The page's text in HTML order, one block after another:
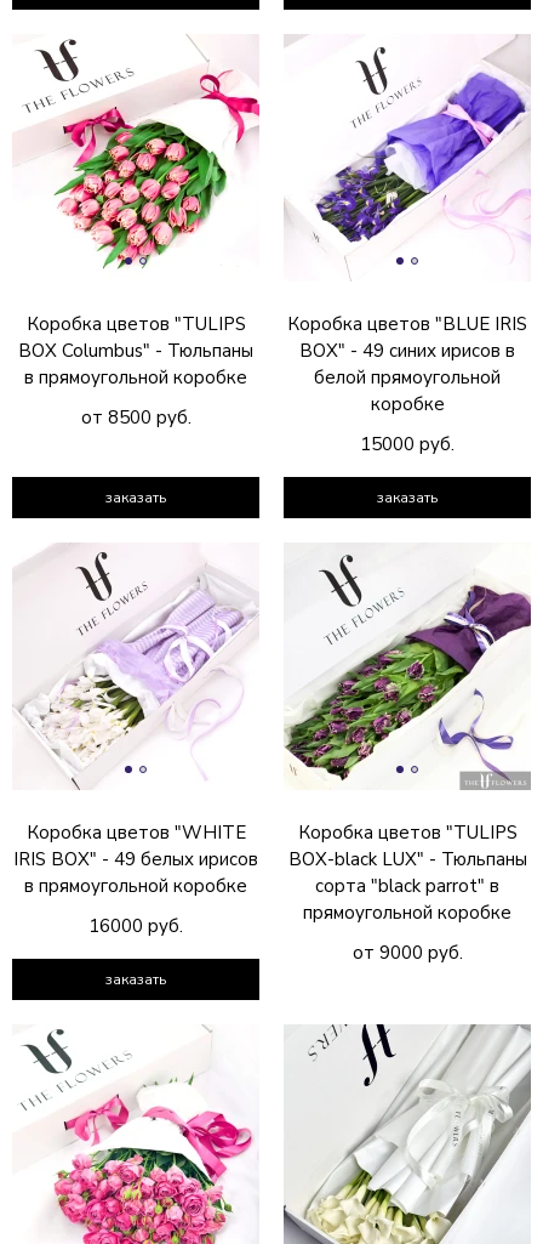
Коробка цветов "TULIPS
BOX Columbus" - Тюльпаны
в прямоугольной коробке
от 8500 руб.
заказать
Коробка цветов "BLUE IRIS
BOX" - 49 синих ирисов в
белой прямоугольной
коробке
15000 руб.
заказать
Коробка цветов "WHITE
IRIS BOX" - 49 белых ирисов
в прямоугольной коробке
16000 руб.
заказать
Коробка цветов "TULIPS
BOX-black LUX" - Тюльпаны
сорта "black parrot" в
прямоугольной коробке
от 9000 руб.